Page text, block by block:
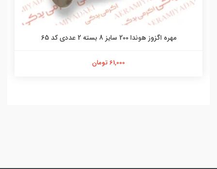
مهره اگزوز هوندا 200 سایز 8 بسته 2 عددی کد 65
61,000 تومان